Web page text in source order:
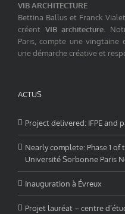
VIB ARCHITECTURE
Bettina Ballus et Franck
créent VIB architecture.
Paris, compte une vingtaine
une démarche créative et
ACTUS
Project delivered: IFPE and
Nearly complete: Phase 1
Université Sorbonne Paris
Inauguration à Évreux
Projet lauréat – centre